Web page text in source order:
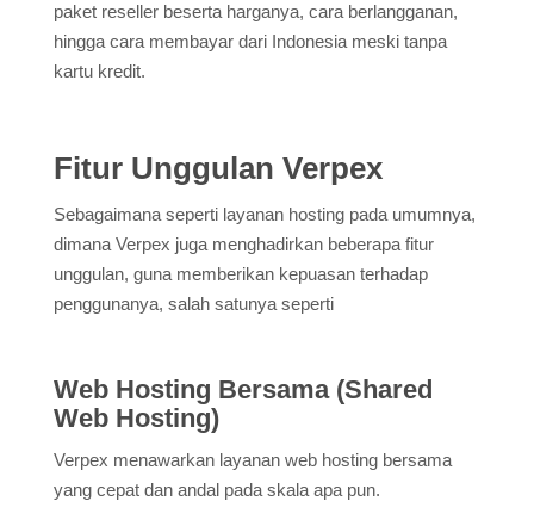
paket reseller beserta harganya, cara berlangganan,
hingga cara membayar dari Indonesia meski tanpa
kartu kredit.
Fitur Unggulan Verpex
Sebagaimana seperti layanan hosting pada umumnya,
dimana Verpex juga menghadirkan beberapa fitur
unggulan, guna memberikan kepuasan terhadap
penggunanya, salah satunya seperti
Web Hosting Bersama (Shared
Web Hosting)
Verpex menawarkan layanan web hosting bersama
yang cepat dan andal pada skala apa pun.